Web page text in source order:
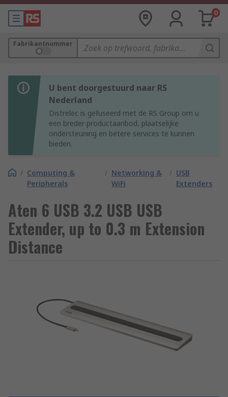
0
Fabrikantnummer
U bent doorgestuurd naar RS
Nederland
Distrelec is gefuseerd met de RS Group om u
een breder productaanbod, plaatselijke
ondersteuning en betere services te kunnen
bieden.
/ Computing &
Peripherals
/ Networking &
WiFi
/ USB
Extenders
Aten 6 USB 3.2 USB USB
Extender, up to 0.3 m Extension
Distance